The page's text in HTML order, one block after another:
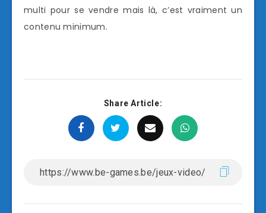
multi pour se vendre mais là, c’est vraiment un
contenu minimum.
Share Article: